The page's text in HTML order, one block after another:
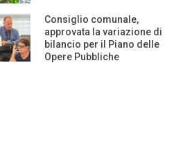
Consiglio comunale,
approvata la variazione di
bilancio per il Piano delle
Opere Pubbliche